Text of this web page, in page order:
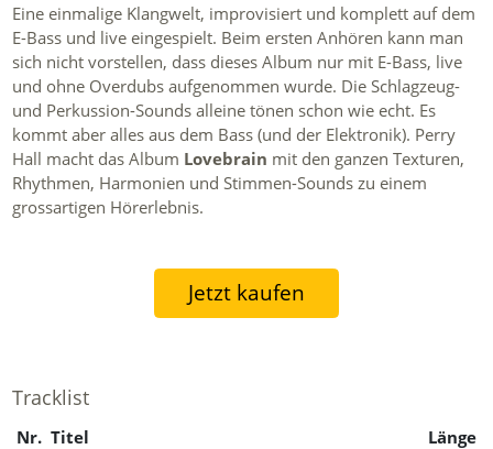
Eine einmalige Klangwelt, improvisiert und komplett auf dem
E-Bass und live eingespielt. Beim ersten Anhören kann man
sich nicht vorstellen, dass dieses Album nur mit E-Bass, live
und ohne Overdubs aufgenommen wurde. Die Schlagzeug-
und Perkussion-Sounds alleine tönen schon wie echt. Es
kommt aber alles aus dem Bass (und der Elektronik). Perry
Hall macht das Album Lovebrain mit den ganzen Texturen,
Rhythmen, Harmonien und Stimmen-Sounds zu einem
grossartigen Hörerlebnis.
Jetzt kaufen
Tracklist
Nr. Titel
Länge